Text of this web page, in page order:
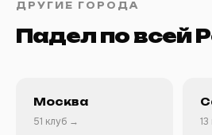
ДРУГИЕ ГОРОДА
Падел по всей
Москва
51 клуб →